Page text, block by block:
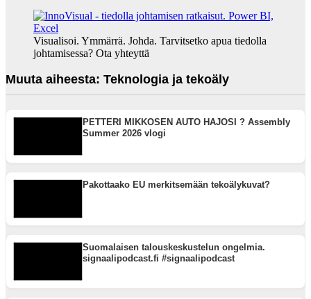
Visualisoi. Ymmärrä. Johda. Tarvitsetko apua tiedolla
johtamisessa? Ota yhteyttä
Muuta aiheesta: Teknologia ja tekoäly
PETTERI MIKKOSEN AUTO HAJOSI ? Assembly
Summer 2026 vlogi
Pakottaako EU merkitsemään tekoälykuvat?
Suomalaisen talouskeskustelun ongelmia.
signaalipodcast.fi #signaalipodcast